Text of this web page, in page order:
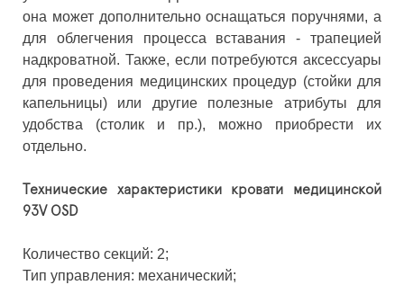
она может дополнительно оснащаться поручнями, а
для облегчения процесса вставания - трапецией
надкроватной. Также, если потребуются аксессуары
для проведения медицинских процедур (стойки для
капельницы) или другие полезные атрибуты для
удобства (столик и пр.), можно приобрести их
отдельно.
Технические характеристики кровати медицинской
93V OSD
Количество секций: 2;
Тип управления: механический;